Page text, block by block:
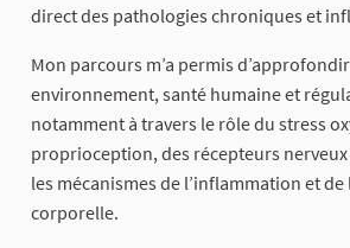
direct des pathologies chroniques et
Mon parcours m’a permis
environnement, santé humaine et
notamment à travers le rôle du stress
proprioception, des récepteurs nerveux
les mécanismes de l’inflammation et
corporelle.